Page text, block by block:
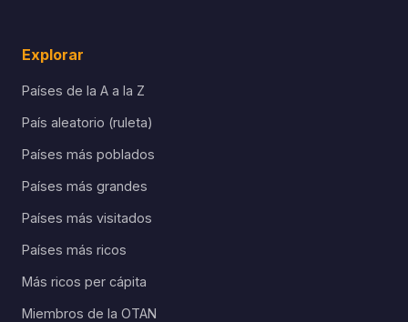
Explorar
Países de la A a la Z
País aleatorio (ruleta)
Países más poblados
Países más grandes
Países más visitados
Países más ricos
Más ricos per cápita
Miembros de la OTAN